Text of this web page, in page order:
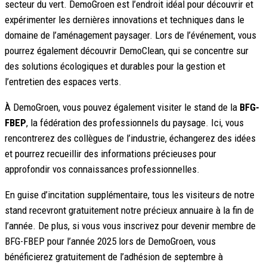
secteur du vert. DemoGroen est l’endroit idéal pour découvrir et
expérimenter les dernières innovations et techniques dans le
domaine de l’aménagement paysager. Lors de l’événement, vous
pourrez également découvrir DemoClean, qui se concentre sur
des solutions écologiques et durables pour la gestion et
l’entretien des espaces verts.
À DemoGroen, vous pouvez également visiter le stand de la BFG-
FBEP, la fédération des professionnels du paysage. Ici, vous
rencontrerez des collègues de l’industrie, échangerez des idées
et pourrez recueillir des informations précieuses pour
approfondir vos connaissances professionnelles.
En guise d’incitation supplémentaire, tous les visiteurs de notre
stand recevront gratuitement notre précieux annuaire à la fin de
l’année. De plus, si vous vous inscrivez pour devenir membre de
BFG-FBEP pour l’année 2025 lors de DemoGroen, vous
bénéficierez gratuitement de l’adhésion de septembre à